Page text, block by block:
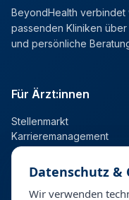
BeyondHealth verbindet
passenden Kliniken
und persönliche
Für Ärzt:innen
Stellenmarkt
Karrieremanagement
Datenschutz &
Wir verwenden